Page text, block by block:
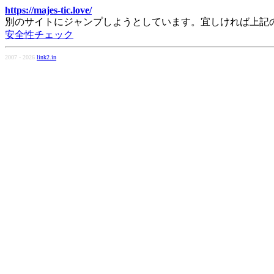
https://majes-tic.love/
別のサイトにジャンプしようとしています。宜しければ上記
安全性チェック
2007 - 2026 link2.in